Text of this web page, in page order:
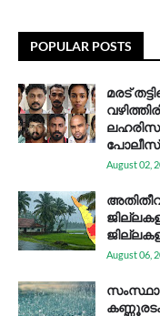
POPULAR POSTS
മരട്
പോലീസ്
August 02,
August 06,